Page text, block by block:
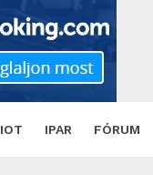
IOT IPAR FÓRUM